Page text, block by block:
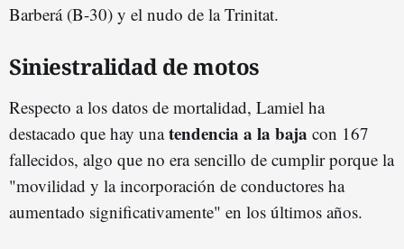
Barberá (B-30) y el nudo de la Trinitat.
Siniestralidad de motos
Respecto a los datos de mortalidad, Lamiel ha
destacado que hay unatendencia a la baja con 167
fallecidos, algo que no era sencillo de cumplir porque la
"movilidad y la incorporación de conductores ha
aumentado significativamente" en los últimos años.